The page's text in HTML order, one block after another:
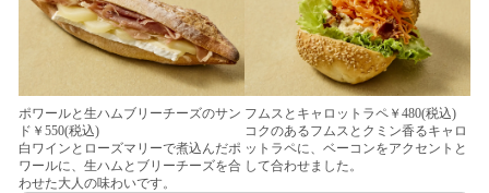
ポワールと生ハムブリーチーズのサン
ド￥550(税込)
白ワインとローズマリーで煮込んだポ
ワールに、生ハムとブリーチーズを合
わせた大人の味わいです。
フムスとキャロットラペ￥480(税込)
コクのあるフムスとクミン香るキャロ
ットラペに、ベーコンをアクセントと
して合わせました。